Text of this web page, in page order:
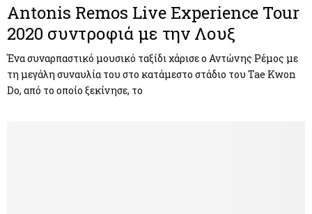
Antonis Remos Live Experience Tour
2020 συντροφιά με την Λουξ
Ένα συναρπαστικό μουσικό ταξίδι χάρισε ο Αντώνης Ρέμος με
τη μεγάλη συναυλία του στο κατάμεστο στάδιο του Tae Kwon
Do, από το οποίο ξεκίνησε, το